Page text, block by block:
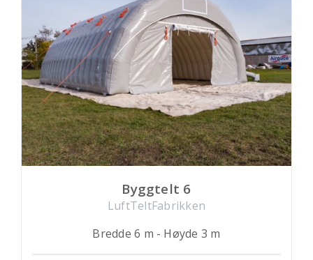
Byggtelt 6
LuftTeltFabrikken
Bredde 6 m - Høyde 3 m